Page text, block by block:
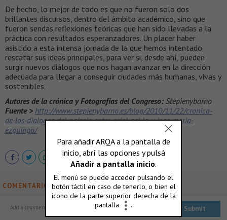
De hecho, lo mejor de todo es que no fueron solo dos
brillantes discursos, dentro del ámbito académico, sino que
fueron sendas reflexiones teóricas que han sido llevadas a la
práctica con resultados esperanzadores. Un placer haber
asistido a esta intensa jornada de la que hemos intentado
rescatar sus ideas principales, para ver si, desde ahí, pueden
surgir nuevos diálogos que nos hagan avanzar en la dirección
adecuada para llegar a conseguir ciudades más humanas, vivas y
sostenibles.
Autores de la crónica y Fotografías del Congreso: Stepienybarno
Fuente > http://www.stepienybarno.es/blog/2010/11/22/cronica-
de-los-dialogos-del-paisaje-entre-oriol-nel-lo-y-jose-maria-
ezquiaga/
COMENTARIOS